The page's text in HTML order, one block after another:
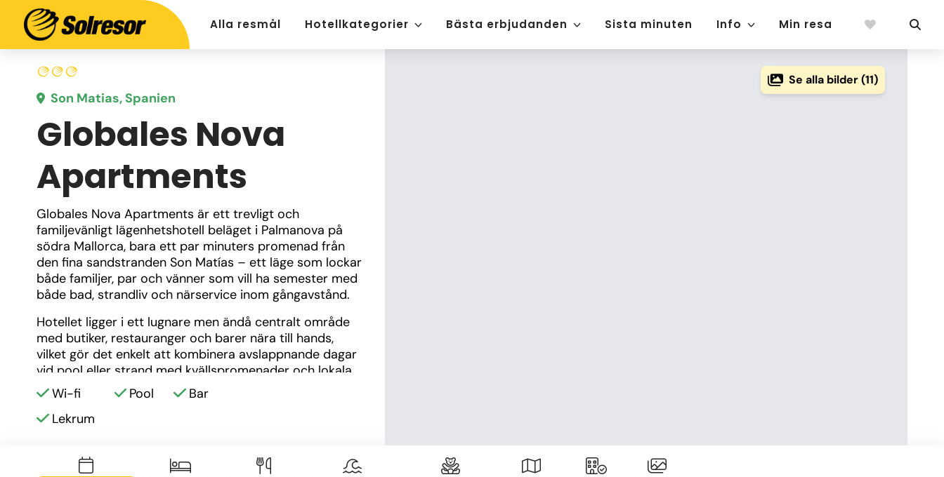
Alla resmål Hotellkategorier Bästa erbjudanden Sista minuten Info Min resa
Son Matias, Spanien
Globales Nova
Apartments
Globales Nova Apartments är ett trevligt och
familjevänligt lägenhetshotell beläget i Palmanova på
södra Mallorca, bara ett par minuters promenad från
den fina sandstranden Son Matías – ett läge som lockar
både familjer, par och vänner som vill ha semester med
både bad, strandliv och närservice inom gångavstånd.
Hotellet ligger i ett lugnare men ändå centralt område
med butiker, restauranger och barer nära till hands,
vilket gör det enkelt att kombinera avslappnande dagar
vid pool eller strand med kvällspromenader och lokala
matupplevelser.
Wi-fi Pool
Bar
Lekrum
Se alla bilder (11)